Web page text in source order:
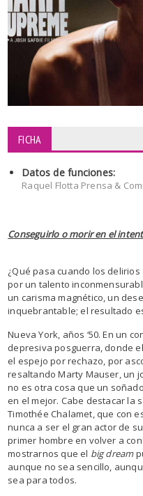
FICHA
Datos de funciones:
Raquel Flotta Prensa &
Conseguirlo o morir en el
¿Qué pasa cuando los
por un talento
un carisma magnético, un
inquebrantable; el resultado
Nueva York, años ‘50. En un
depresiva posguerra, donde
el espejo por rechazo, por
resaltando Marty Mauser, un
no es otra cosa que un
en el mejor. Cabe destacar la
Timothée Chalamet, que con
nunca a ser el gran actor de
primer hombre en volver a
mostrarnos que el big dream
aunque no sea sencillo,
sea para todos.